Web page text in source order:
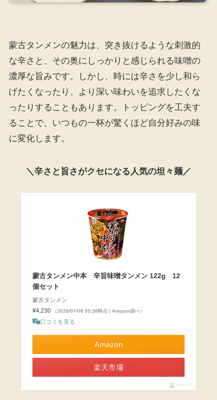
蒙古タンメンの魅力は、突き抜けるような刺激的
な辛さと、その奥にしっかりと感じられる味噌の
濃厚な旨みです。しかし、時には辛さを少し和ら
げたくなったり、より深い味わいを追求したくな
ったりすることもあります。トッピングを工夫す
ることで、いつもの一杯が驚くほど自分好みの味
に変化します。
＼辛さと旨さがクセになる人気の坦々麺／
蒙古タンメン中本 辛旨味噌タンメン 122g 12
個セット
蒙古タンメン
¥4,230
（2026/07/08 05:38時点 | Amazon調べ）
口コミを見る
Amazon
楽天市場
ポチップ